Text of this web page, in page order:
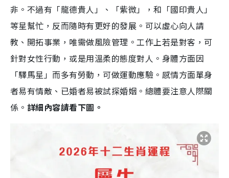
非。不過有「龍德貴人」、「紫微」，和「國印貴人」
等星幫忙，反而隨時有更好的發展。可以虛心向人請
教、開拓事業，唯需做風險管理。工作上若是對客，可
針對女性行動，或是用溫柔的態度對人。身體方面因
「驛馬星」而多有勞動，可做運動應驗。感情方面單身
者易有情敵、已婚者易被試探婚姻。總體要注意人際關
係。 詳細內容請看下圖。